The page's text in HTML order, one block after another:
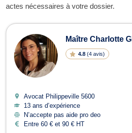
actes nécessaires à votre dossier.
Maître Charlotte
4.8 (4 avis)
Avocat Philippeville 5600
13 ans d’expérience
N’accepte pas aide pro deo
Entre 60 € et 90 € HT